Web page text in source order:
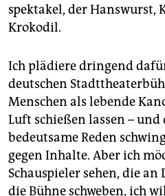
spektakel, der Hanswurst,
Krokodil.
Ich plädiere dringend
deutschen
Menschen als lebende
Luft schießen lassen –
bedeutsame Reden
gegen Inhalte. Aber ich
Schauspieler sehen, die
die Bühne schweben, ich